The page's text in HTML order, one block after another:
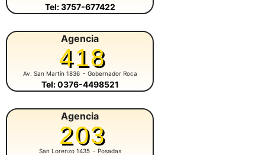
Tel: 3757-677422
Agencia
418
Av. San Martín 1836 - Gobernador Roca
Tel: 0376-4498521
Agencia
203
San Lorenzo 1435 - Posadas